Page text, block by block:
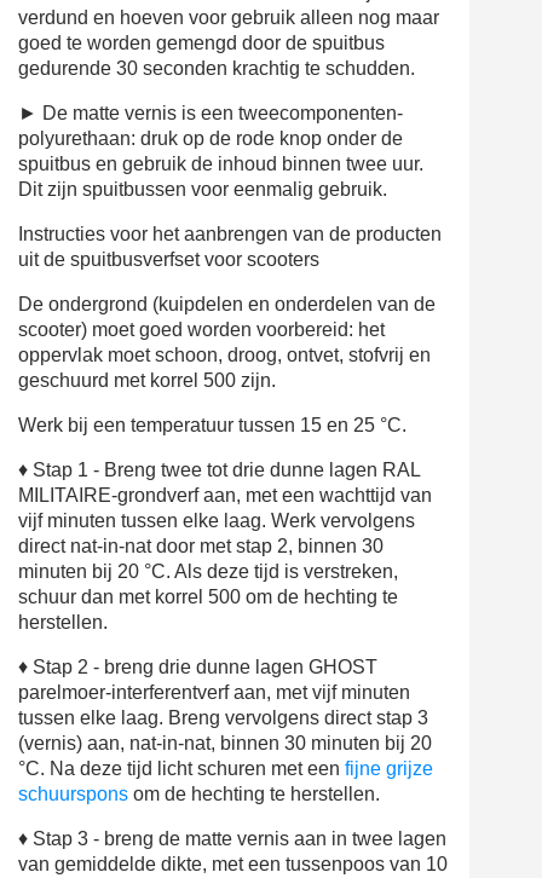
verdund en hoeven voor gebruik alleen nog maar
goed te worden gemengd door de spuitbus
gedurende 30 seconden krachtig te schudden.
► De matte vernis is een tweecomponenten-
polyurethaan: druk op de rode knop onder de
spuitbus en gebruik de inhoud binnen twee uur.
Dit zijn spuitbussen voor eenmalig gebruik.
Instructies voor het aanbrengen van de producten
uit de spuitbusverfset voor scooters
De ondergrond (kuipdelen en onderdelen van de
scooter) moet goed worden voorbereid: het
oppervlak moet schoon, droog, ontvet, stofvrij en
geschuurd met korrel 500 zijn.
Werk bij een temperatuur tussen 15 en 25 °C.
♦ Stap 1 - Breng twee tot drie dunne lagen RAL
MILITAIRE-grondverf aan, met een wachttijd van
vijf minuten tussen elke laag. Werk vervolgens
direct nat-in-nat door met stap 2, binnen 30
minuten bij 20 °C. Als deze tijd is verstreken,
schuur dan met korrel 500 om de hechting te
herstellen.
♦ Stap 2 - breng drie dunne lagen GHOST
parelmoer-interferentverf aan, met vijf minuten
tussen elke laag. Breng vervolgens direct stap 3
(vernis) aan, nat-in-nat, binnen 30 minuten bij 20
°C. Na deze tijd licht schuren met een fijne grijze
schuurspons om de hechting te herstellen.
♦ Stap 3 - breng de matte vernis aan in twee lagen
van gemiddelde dikte, met een tussenpoos van 10